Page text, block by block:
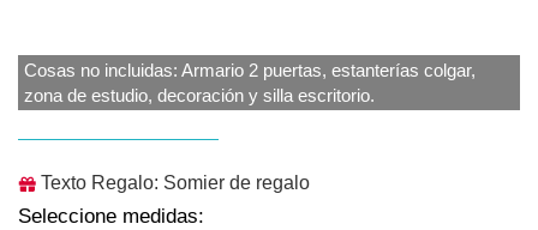
Cosas no incluidas: Armario 2 puertas, estanterías colgar,
zona de estudio, decoración y silla escritorio.
Texto Regalo: Somier de regalo
Seleccione medidas: